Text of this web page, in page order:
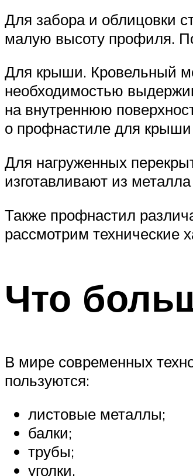
Для забора и облицовки
малую высоту профиля.
Для крыши. Кровельный
необходимостью
на внутреннюю
о профнастиле для крыши
Для нагруженных
изготавливают из
Также профнастил
рассмотрим технические
Что
В мире современных
пользуются:
листовые металлы;
балки;
трубы;
уголки.